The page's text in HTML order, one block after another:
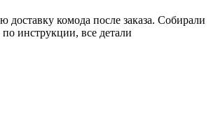
доставку комода после заказа. Собирали
инструкции, все детали